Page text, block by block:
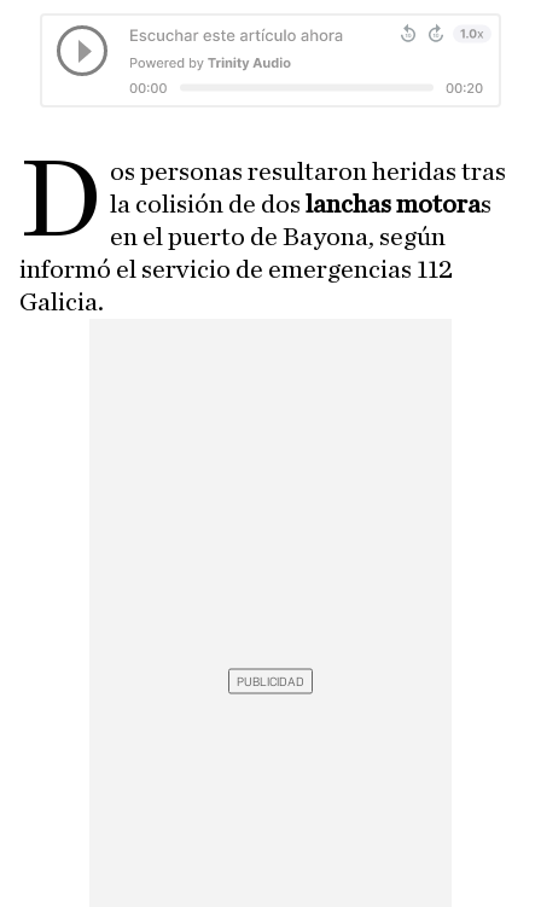
D os personas resultaron heridas tras
la colisión de dos lanchas motoras
en el puerto de Bayona, según
informó el servicio de emergencias 112
Galicia.